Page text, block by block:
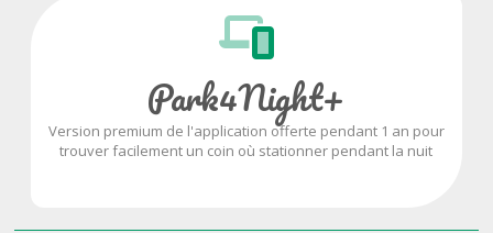
Park4Night+
Version premium de l'application offerte pendant 1 an pour
trouver facilement un coin où stationner pendant la nuit